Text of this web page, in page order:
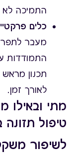
התמיכה לא
כלים
מעבר
התמודדות
תכנון מראש
לאורך זמן.
מתי ובאילו
טיפול תזונה
לשיפור